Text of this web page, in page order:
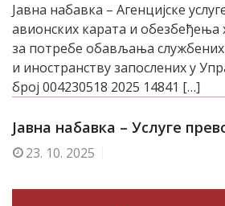
Јавна набавка – Агенцијске
авионских карата и обезбеђења
за потребе обављања
и иностранству запослених у
број 004230518 2025 14841 […]
Јавна набавка – Услуге
23. 10. 2025